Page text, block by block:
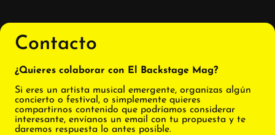
Contacto
¿Quieres colaborar con El Backstage Mag?
Si eres un artista musical emergente, organizas algún
concierto o festival, o simplemente quieres
compartirnos contenido que podríamos considerar
interesante, envíanos un email con tu propuesta y te
daremos respuesta lo antes posible.